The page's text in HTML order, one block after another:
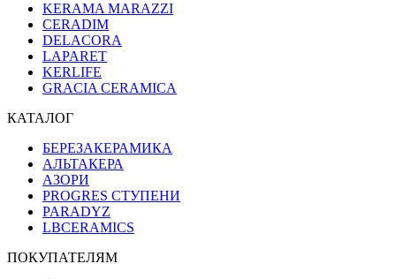
KERAMA MARAZZI
CERADIM
DELACORA
LAPARET
KERLIFE
GRACIA CERAMICA
КАТАЛОГ
БЕРЕЗАКЕРАМИКА
АЛЬТАКЕРА
АЗОРИ
PROGRES СТУПЕНИ
PARADYZ
LBCERAMICS
ПОКУПАТЕЛЯМ